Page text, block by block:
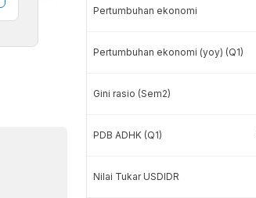
Pertumbuhan ekonomi
Pertumbuhan ekonomi (yoy) (Q1)
Gini rasio (Sem2)
PDB ADHK (Q1)
Nilai Tukar USDIDR